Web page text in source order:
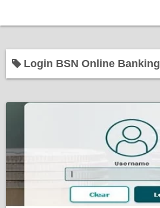
Login BSN Online Banking